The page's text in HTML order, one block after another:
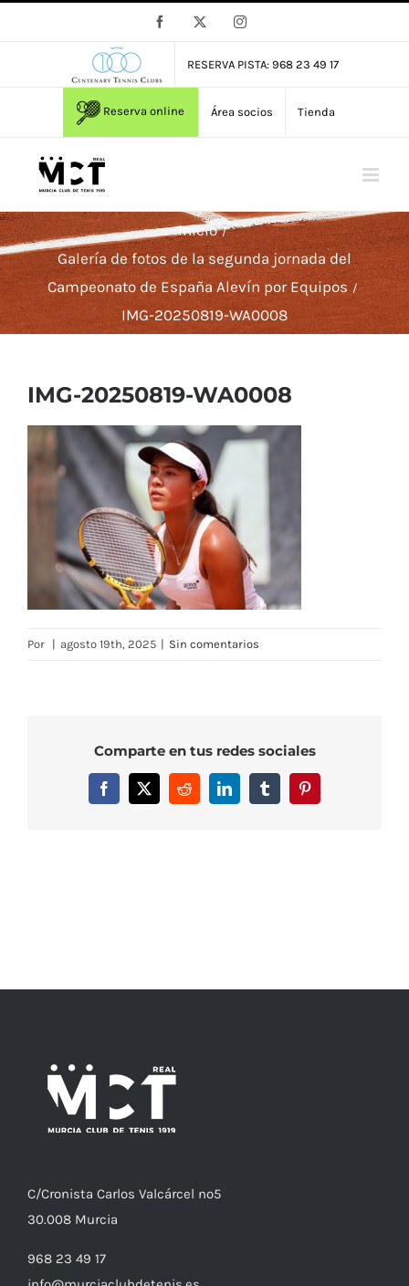
Facebook Instagram
RESERVA PISTA: 968 23 49 17
Reserva online Área socios Tienda
Inicio
Galería de fotos de la segunda jornada del
Campeonato de España Alevín por Equipos
IMG-20250819-WA0008
IMG-20250819-WA0008
Por | agosto 19th, 2025 | Sin comentarios
Comparte en tus redes sociales
Facebook
X RedditLinkedInTumblrPinterest
C/Cronista Carlos Valcárcel nº5
30.008 Murcia
968 23 49 17